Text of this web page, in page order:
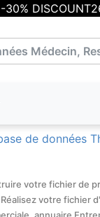
-30%
de données
votre fichier de
votre fichier